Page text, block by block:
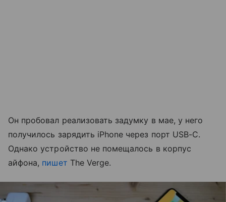
Он пробовал реализовать задумку в мае, у него
получилось зарядить iPhone через порт USB-C.
Однако устройство не помещалось в корпус
айфона, пишет The Verge.